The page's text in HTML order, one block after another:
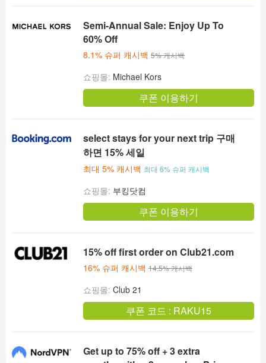
Semi-Annual Sale: Enjoy Up To
60% Off
8.1% 슈퍼 캐시백 5% 캐시백
쇼핑몰: Michael Kors
쿠폰 이용하기
select stays for your next trip 구매
하면 15% 세일
최대 5% 캐시백 최대 6% 슈퍼 캐시백
쇼핑몰: 부킹닷컴
쿠폰 이용하기
15% off first order on Club21.com
16% 슈퍼 캐시백 14.5% 캐시백
쇼핑몰: Club 21
쿠폰 코드 : RAKU15
Get up to 75% off + 3 extra